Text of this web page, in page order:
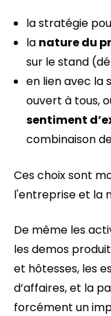
la stratégie
la nature du
sur le stand
en lien avec la
ouvert à tous,
sentiment
combinaison
Ces choix sont
l'entreprise et la
De même les
les demos
et hôtesses, les
d’affaires, et la
forcément un